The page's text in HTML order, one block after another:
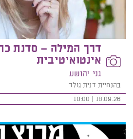
דרך המילה – סדנת
אינטואיטיבית
גני יהושע
בהנחיית דנית גולד
18.09.26 | 10:00